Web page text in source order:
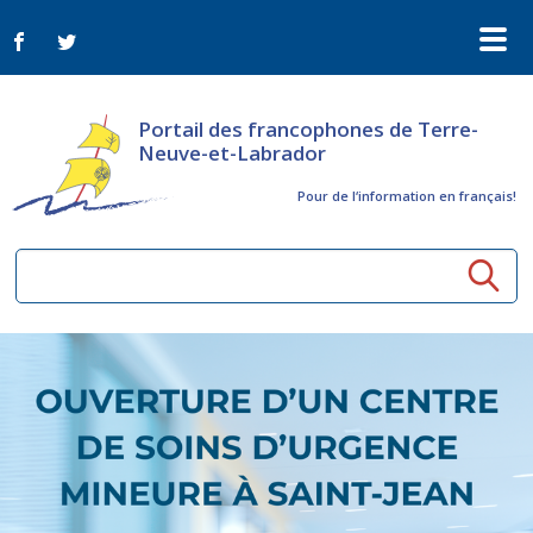
Portail des francophones de Terre-
Neuve-et-Labrador
Pour de l‘information en français!
Ressources communautaires
Aînés
Activités à distance
ConnectAînés
Arts et culture
Appels d'offres du secteur culturel
Plan de Développement Global
Organismes
Nouvelles
Bulletin Le FrancoTNL